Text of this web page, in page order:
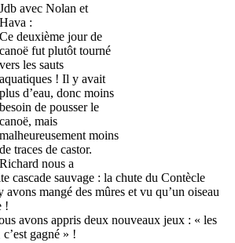
Jdb avec Nolan et
Hava :
Ce deuxième jour de
canoë fut plutôt tourné
vers les sauts
aquatiques ! Il y avait
plus d’eau, donc moins
besoin de pousser le
canoë, mais
malheureusement moins
de traces de castor.
Richard nous a
cascade sauvage : la chute du Contècle
mangé des mûres et vu qu’un oiseau
!
avons appris deux nouveaux jeux : « les
gagné » !